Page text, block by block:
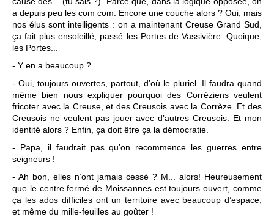
a depuis peu les com com. Encore une couche alors ? Oui, mais
nos élus sont intelligents : on a maintenant Creuse Grand Sud,
ça fait plus ensoleillé, passé les Portes de Vassivière. Quoique,
les Portes...
- Y en a beaucoup ?
- Oui, toujours ouvertes, partout, d’où le pluriel. Il faudra quand
même bien nous expliquer pourquoi des Corréziens veulent
fricoter avec la Creuse, et des Creusois avec la Corrèze. Et des
Creusois ne veulent pas jouer avec d’autres Creusois. Et mon
identité alors ? Enfin, ça doit être ça la démocratie.
- Papa, il faudrait pas qu’on recommence les guerres entre
seigneurs !
- Ah bon, elles n’ont jamais cessé ? M... alors! Heureusement
que le centre fermé de Moissannes est toujours ouvert, comme
ça les ados difficiles ont un territoire avec beaucoup d’espace,
et même du mille-feuilles au goûter !